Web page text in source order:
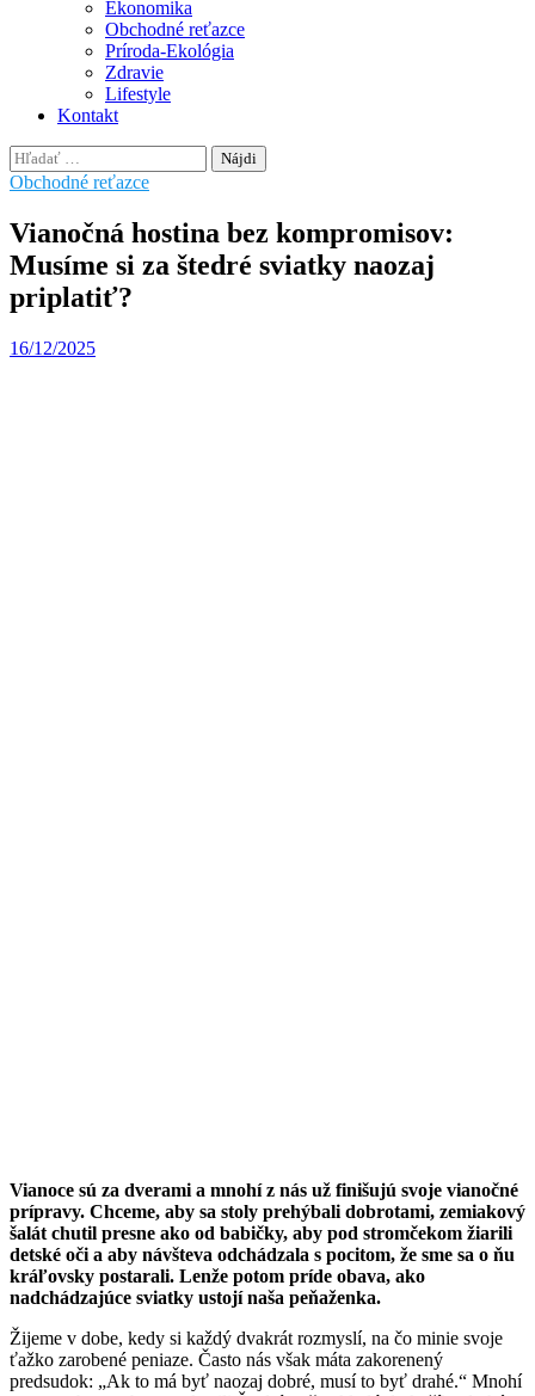
Ekonomika
Obchodné reťazce
Príroda-Ekológia
Zdravie
Lifestyle
Kontakt
Hľadať:
Obchodné reťazce
Vianočná hostina bez kompromisov:
Musíme si za štedré sviatky naozaj
priplatiť?
16/12/2025
Vianoce sú za dverami a mnohí z nás už finišujú svoje vianočné
prípravy. Chceme, aby sa stoly prehýbali dobrotami, zemiakový
šalát chutil presne ako od babičky, aby pod stromčekom žiarili
detské oči a aby návšteva odchádzala s pocitom, že sme sa o ňu
kráľovsky postarali. Lenže potom príde obava, ako
nadchádzajúce sviatky ustojí naša peňaženka.
Žijeme v dobe, kedy si každý dvakrát rozmyslí, na čo minie svoje
ťažko zarobené peniaze. Často nás však máta zakorenený
predsudok: „Ak to má byť naozaj dobré, musí to byť drahé.“ Mnohí